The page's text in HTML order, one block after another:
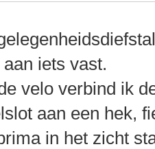
iets vast.
velo verbind ik
aan een hek,
in het zicht